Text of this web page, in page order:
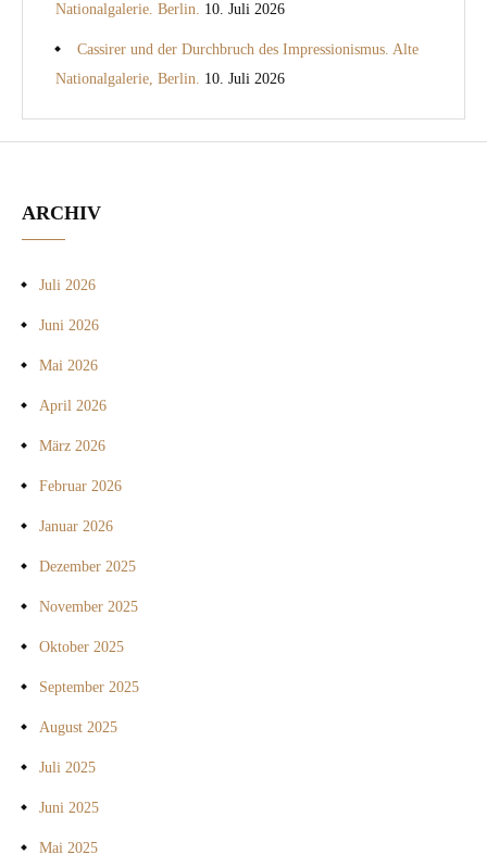
Nationalgalerie. Berlin. 10. Juli 2026
Cassirer und der Durchbruch des Impressionismus. Alte
Nationalgalerie, Berlin. 10. Juli 2026
ARCHIV
Juli 2026
Juni 2026
Mai 2026
April 2026
März 2026
Februar 2026
Januar 2026
Dezember 2025
November 2025
Oktober 2025
September 2025
August 2025
Juli 2025
Juni 2025
Mai 2025